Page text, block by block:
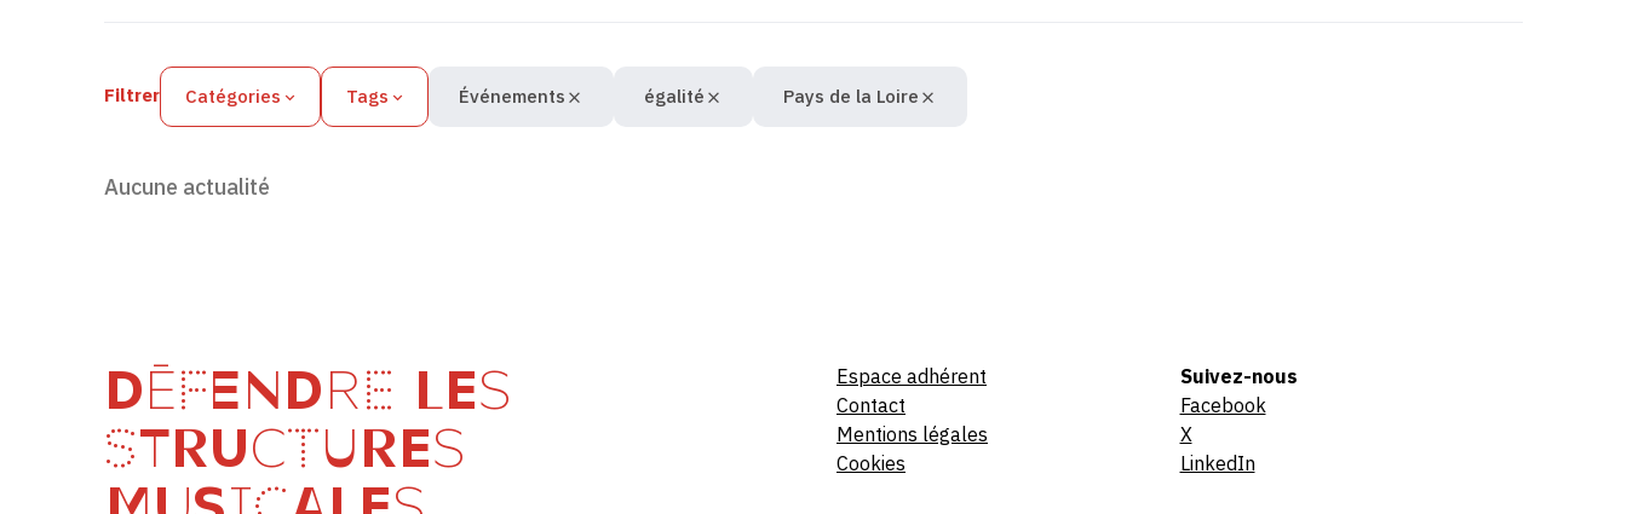
Filtres des actualités
Filtrer Catégories Tags Événements égalité Pays de la Loire
Aucune actualité
DÉFENDRE LES
STRUCTURES
Espace adhérent
Contact
Mentions légales
Cookies
Suivez-nous
Facebook
X
LinkedIn